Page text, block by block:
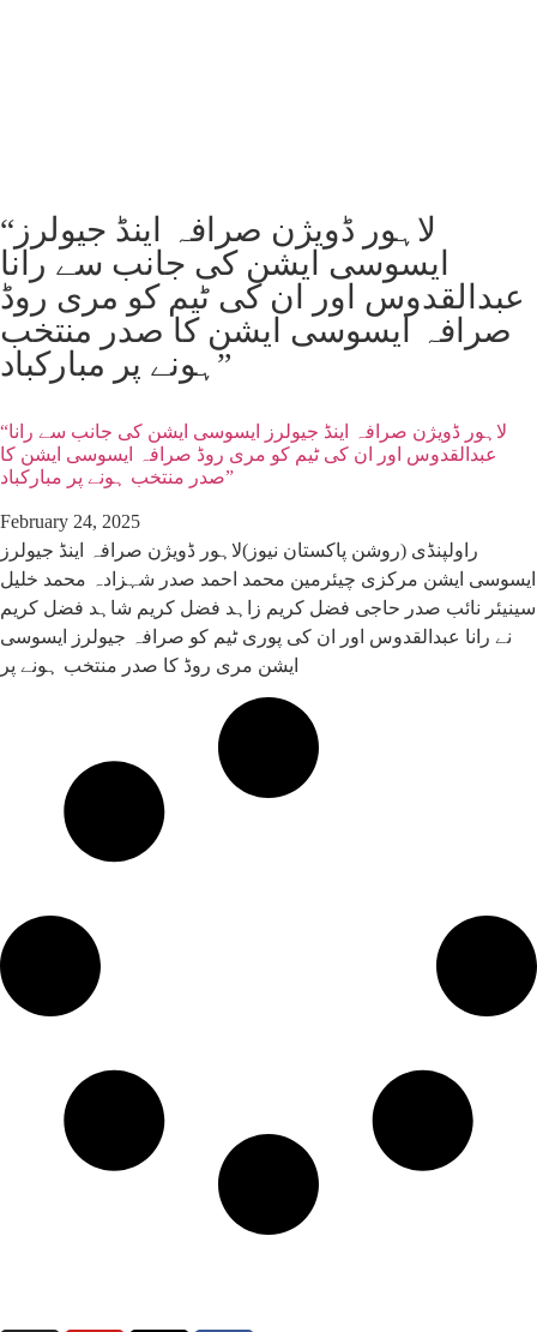
“لاہور ڈویژن صرافہ اینڈ جیولرز
ایسوسی ایشن کی جانب سے رانا
عبدالقدوس اور ان کی ٹیم کو مری روڈ
صرافہ ایسوسی ایشن کا صدر منتخب
ہونے پر مبارکباد”
“لاہور ڈویژن صرافہ اینڈ جیولرز ایسوسی ایشن کی جانب سے رانا
عبدالقدوس اور ان کی ٹیم کو مری روڈ صرافہ ایسوسی ایشن کا
صدر منتخب ہونے پر مبارکباد”
February 24, 2025
راولپنڈی (روشن پاکستان نیوز)لاہور ڈویژن صرافہ اینڈ جیولرز
ایسوسی ایشن مرکزی چیئرمین محمد احمد صدر شہزادہ محمد خلیل
سینیئر نائب صدر حاجی فضل کریم زاہد فضل کریم شاہد فضل کریم
نے رانا عبدالقدوس اور ان کی پوری ٹیم کو صرافہ جیولرز ایسوسی
ایشن مری روڈ کا صدر منتخب ہونے پر